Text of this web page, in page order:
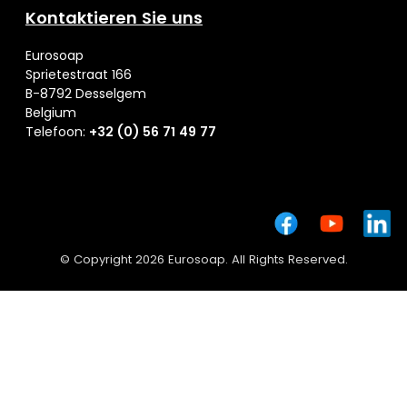
Kontaktieren Sie uns
Eurosoap
Sprietestraat 166
B-8792 Desselgem
Belgium
Telefoon: +32 (0) 56 71 49 77
© Copyright 2026 Eurosoap. All Rights Reserved.